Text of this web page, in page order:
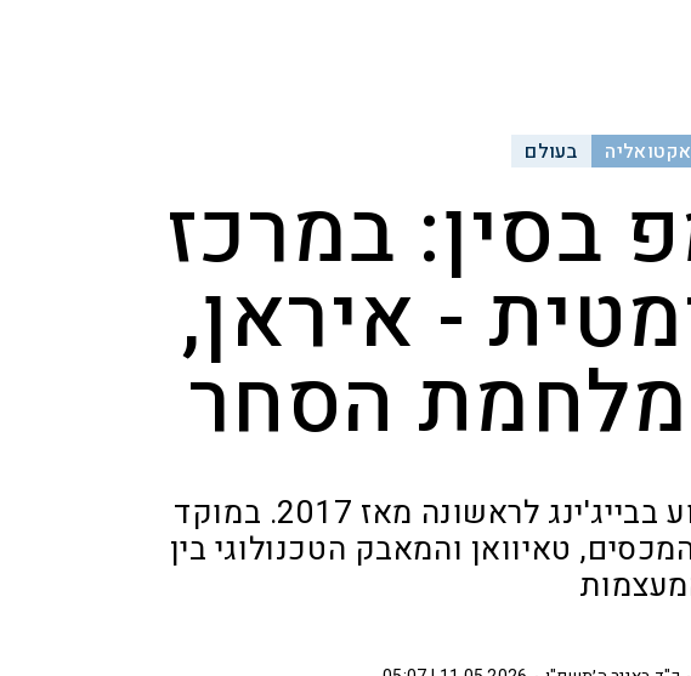
בעולם
בסין: במרכז
- איראן,
הסחר
סין אישרה כי טראמפ יבקר השבוע בבייג'ינג לראשונה מאז 2017. במוקד
טאיוואן והמאבק הטכנולוגי בין